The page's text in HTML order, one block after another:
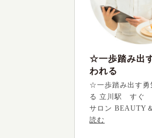
☆一歩踏み出
われる
☆一歩踏み出す勇
る 立川駅 すぐ
サロン
読む